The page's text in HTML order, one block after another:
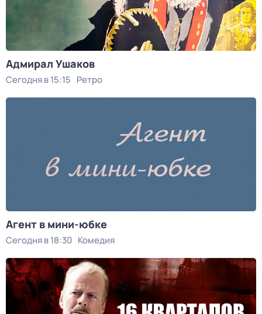
Адмирал Ушаков
Сегодня в 15:15 Ретро
Агент в мини-юбке
Сегодня в 18:30 Комедия